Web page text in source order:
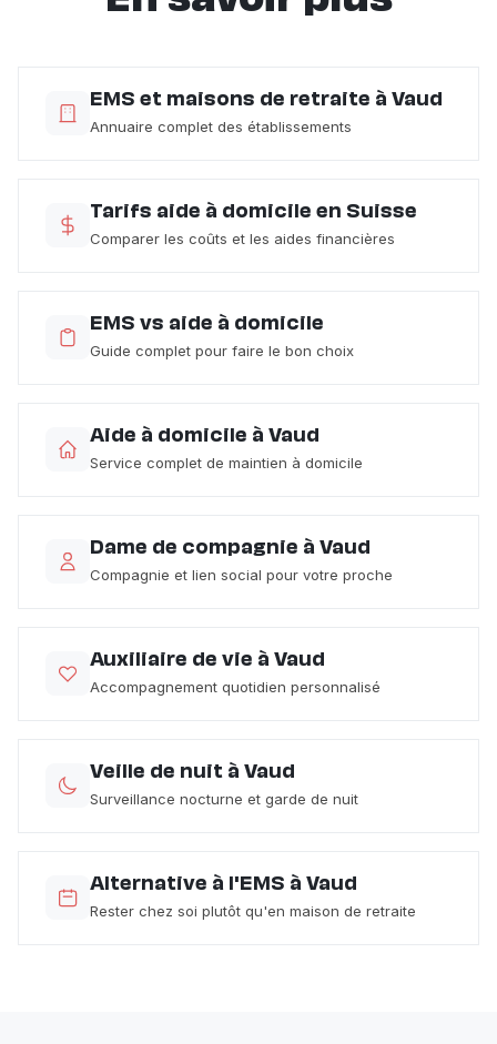
EMS et maisons de retraite à Vaud
Annuaire complet des établissements
Tarifs aide à domicile en Suisse
Comparer les coûts et les aides financières
EMS vs aide à domicile
Guide complet pour faire le bon choix
Aide à domicile à Vaud
Service complet de maintien à domicile
Dame de compagnie à Vaud
Compagnie et lien social pour votre proche
Auxiliaire de vie à Vaud
Accompagnement quotidien personnalisé
Veille de nuit à Vaud
Surveillance nocturne et garde de nuit
Alternative à l'EMS à Vaud
Rester chez soi plutôt qu'en maison de retraite